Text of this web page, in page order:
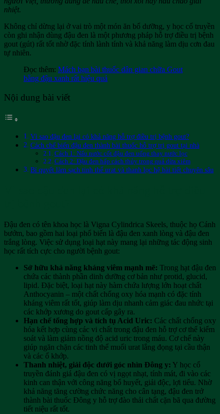
nhiệt.
Không chỉ dừng lại ở vai trò một món ăn bổ dưỡng, y học cổ truyền
còn ghi nhận dùng đậu đen là một phương pháp hỗ trợ điều trị bệnh
gout (gút) rất tốt nhờ đặc tính lành tính và khả năng làm dịu cơn đau
tự nhiên.
Đọc thêm: Mách bạn bài thuốc dân gian chữa Gout
bằng đậu xanh rất hiệu quả
Nội dung bài viết
Vì sao đậu đen lại có khả năng hỗ trợ điều trị bệnh gout?
Cách chế biến đậu đen thành bài thuốc hỗ trợ trị gout tại nhà
Cách 1: Nấu nước cốt đậu đen uống thay nước lọc
Cách 2: Đậu đen hấp cách thủy trong quả dừa xiêm
Bí quyết làm sạch tinh thể urat và thanh lọc hệ bài tiết chuyên sâu
Đậu đen có tên khoa học là Vigna Cylindrica Skeels, thuộc họ Cánh
bướm, bao gồm hai loại phổ biến là đậu đen xanh lòng và đậu đen
trắng lòng. Việc sử dụng loại hạt này mang lại những tác động sinh
học rất tích cực cho người bệnh gout:
Sở hữu khả năng kháng viêm mạnh mẽ: Trong hạt đậu đen
chứa các thành phần dinh dưỡng cơ bản như protid, glucid,
lipid. Đặc biệt, loại hạt này hàm chứa lượng lớn hoạt chất
Anthocyanin – một chất chống oxy hóa mạnh có đặc tính
kháng viêm rất tốt, giúp làm dịu nhanh cảm giác đau nhức tại
các khớp xương do gout cấp gây ra.
Hạn chế tổng hợp và tích tụ Acid Uric: Các chất chống oxy
hóa kết hợp cùng các vi chất trong đậu đen hỗ trợ cơ thể kiểm
soát và làm giảm nồng độ acid uric trong máu. Cơ chế này
giúp ngăn chặn các tinh thể muối urat lắng đọng tại cầu thận
và các ổ khớp.
Thanh nhiệt, giải độc dưới góc nhìn Đông y: Y học cổ
truyền đánh giá đậu đen có vị ngọt nhạt, tính mát, đi vào các
kinh can thận với công năng bổ huyết, giải độc, lợi tiểu. Nhờ
khả năng tăng cường chức năng cho cân tạng, đậu đen trở
thành bài thuốc Đông y hỗ trợ đào thải chất cặn bã qua đường
tiết niệu rất tốt.